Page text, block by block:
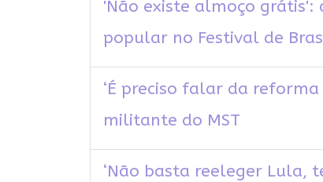
'Não existe almoço
popular no Festival de
‘É preciso falar da
militante do MST
‘Não basta reeleger Lula,